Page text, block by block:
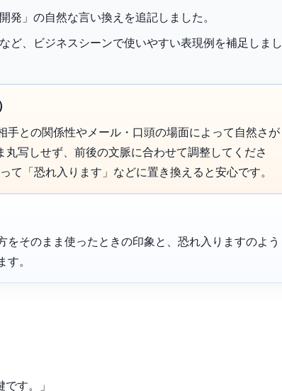
」の自然な言い換えを追記しました。
、ビジネスシーンで使いやすい表現例を補足しまし
手との関係性やメール・口頭の場面によって自然さが
写しせず、前後の文脈に合わせて調整してくださ
て「恐れ入ります」などに置き換えると安心です。
そのまま使ったときの印象と、恐れ入りますのよう
。
す。」